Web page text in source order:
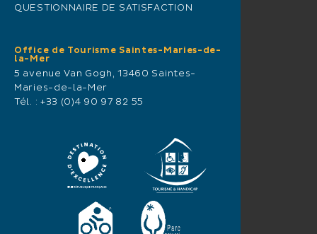
QUESTIONNAIRE DE SATISFACTION
Office de Tourisme Saintes-Maries-de-
la-Mer
5 avenue Van Gogh, 13460 Saintes-
Maries-de-la-Mer
Tél. : +33 (0)4 90 97 82 55